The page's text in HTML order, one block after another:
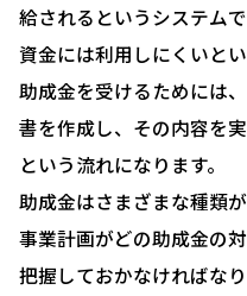
HOME
選ばれる理由
助成金について
給されるというシステム
資金には利用しにくいと
助成金を受けるためには
書を作成し、その内容を
という流れになります。
助成金はさまざまな種類
事業計画がどの助成金の
把握しておかなければなり